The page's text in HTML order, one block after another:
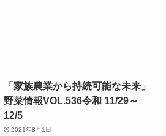
「家族農業から持続可能な未来」
野菜情報VOL.536令和 11/29～
12/5
2021年8月1日